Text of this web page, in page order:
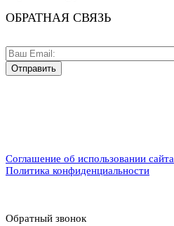
ОБРАТНАЯ СВЯЗЬ
Соглашение об использовании сайта
Политика конфиденциальности
Обратный звонок